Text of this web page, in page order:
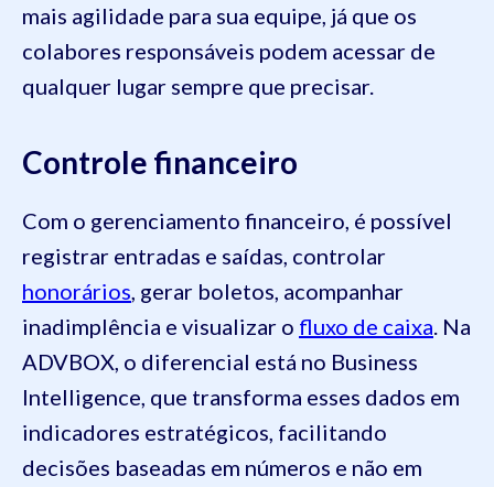
mais agilidade para sua equipe, já que os
colabores responsáveis podem acessar de
qualquer lugar sempre que precisar.
Controle financeiro
Com o gerenciamento financeiro, é possível
registrar entradas e saídas, controlar
honorários , gerar boletos, acompanhar
inadimplência e visualizar o fluxo de caixa . Na
ADVBOX, o diferencial está no Business
Intelligence, que transforma esses dados em
indicadores estratégicos, facilitando
decisões baseadas em números e não em